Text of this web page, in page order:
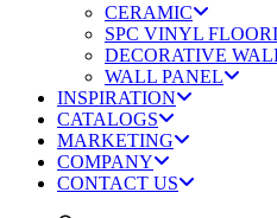
CERAMIC
SPC VINYL
DECORATIVE
WALL PANEL
INSPIRATION
CATALOGS
MARKETING
COMPANY
CONTACT US